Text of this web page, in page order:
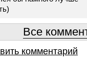
)
Все
комментарий